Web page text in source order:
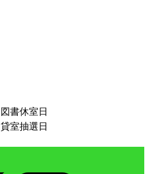
図書休室日
貸室抽選日